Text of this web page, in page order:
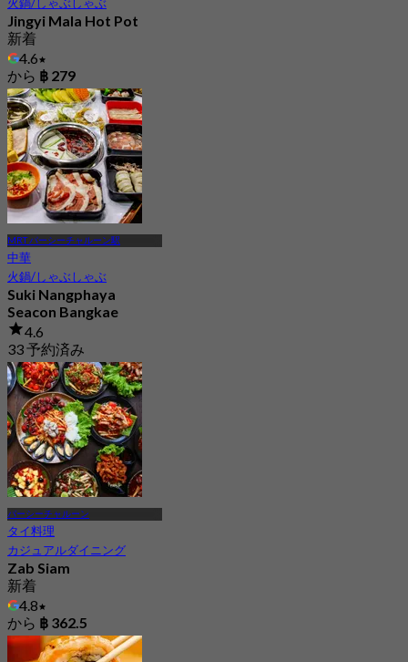
Jingyi Mala Hot Pot
新着
4.6
から ฿ 279
MRT パーシーチャルーン駅
中華
火鍋/しゃぶしゃぶ
Suki Nangphaya
Seacon Bangkae
4.6
33 予約済み
から฿ 339
パーシーチャルーン
タイ料理
カジュアルダイニング
Zab Siam
新着
4.8
から ฿ 362.5